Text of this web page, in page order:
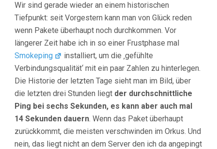
Wir sind gerade wieder an einem historischen
Tiefpunkt: seit Vorgestern kann man von Glück reden
wenn Pakete überhaupt noch durchkommen. Vor
längerer Zeit habe ich in so einer Frustphase mal
Smokeping
installiert, um die ‚gefühlte
Verbindungsqualität‘ mit ein paar Zahlen zu hinterlegen.
Die Historie der letzten Tage sieht man im Bild, über
die letzten drei Stunden liegt der durchschnittliche
Ping bei sechs Sekunden, es kann aber auch mal
14 Sekunden dauern. Wenn das Paket überhaupt
zurückkommt, die meisten verschwinden im Orkus. Und
nein, das liegt nicht an dem Server den ich da angepingt